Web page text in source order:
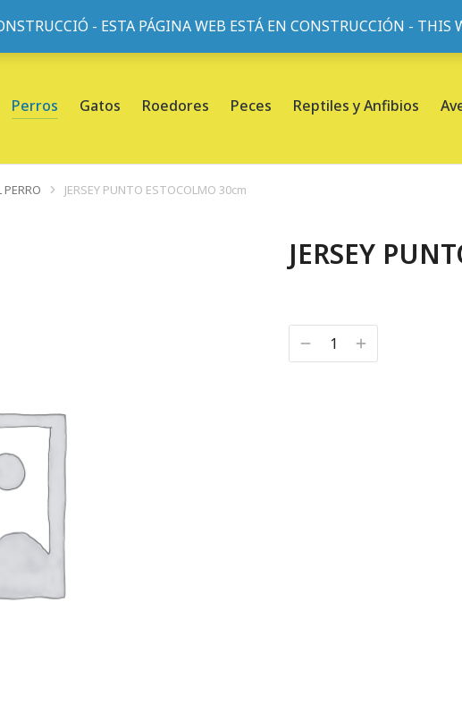
- ESTA PÁGINA WEB ESTÁ EN CONSTRUCCIÓN -
de Flor, 45, L'Eixample, 08013 Barcelona |Sobre nosotros
Perros Gatos Roedores Peces Reptiles y Anfibios
JERSEY PUNTO ESTOCOLMO 30cm
JERSEY